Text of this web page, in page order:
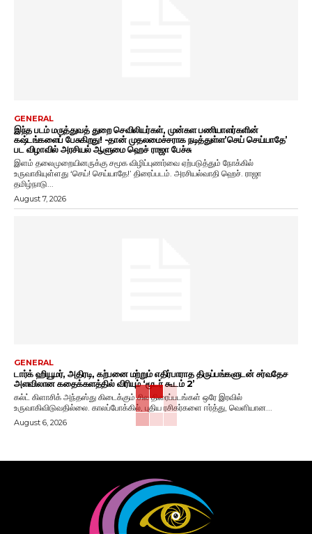
GENERAL
இந்த படம் மருத்துவத் துறை செவிலியர்கள், முன்கள பணியாளர்களின்
கஷ்டங்களைப் பேசுகிறது! -தான் முதலமைச்சராக நடித்துள்ள’செய் செய்யாதே’
பட விழாவில் அரசியல் ஆளுமை ஹெச் ராஜா பேச்சு
இளம் தலைமுறையினருக்கு சமூக விழிப்புணர்வை ஏற்படுத்தும் நோக்கில்
உருவாகியுள்ளது ‘செய்! செய்யாதே!’ திரைப்படம். அரசியல்வாதி ஹெச். ராஜா
தமிழ்நாடு...
August 7, 2026
GENERAL
டார்க் ஹியூமர், அதிரடி, கற்பனை மற்றும் எதிர்பாராத திருப்பங்களுடன் சர்வதேச
அளவிலான கதைக்களத்தில் விரியும் ‘மூடர் கூடம் 2’
கல்ட் கிளாசிக் அந்தஸ்து கிடைக்கும் சில திரைப்படங்கள் ஒரே இரவில்
உருவாகிவிடுவதில்லை. காலப்போக்கில், புதிய ரசிகர்களை ஈர்த்து, வெளியான...
August 6, 2026